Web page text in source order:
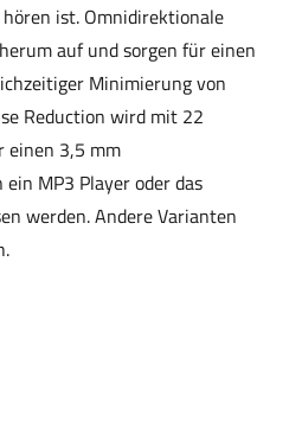
ist. Omnidirektionale
auf und sorgen für einen
Minimierung von
Reduction wird mit 22
einen 3,5 mm
MP3 Player oder das
werden. Andere Varianten